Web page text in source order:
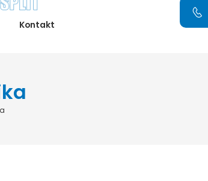
Kontakt